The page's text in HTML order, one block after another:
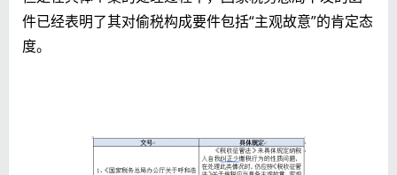
件已经表明了其对偷税构成要件包括“主观故意”的肯定态
度。